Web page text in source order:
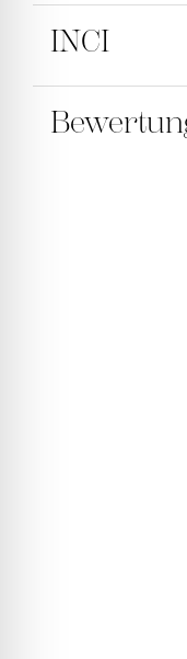
Geben Sie
INCI
AQUA